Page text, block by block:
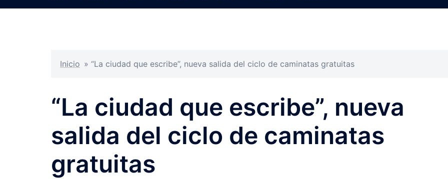
Inicio » “La ciudad que escribe”, nueva salida del ciclo de caminatas gratuitas
“La ciudad que escribe”, nueva
salida del ciclo de caminatas
gratuitas